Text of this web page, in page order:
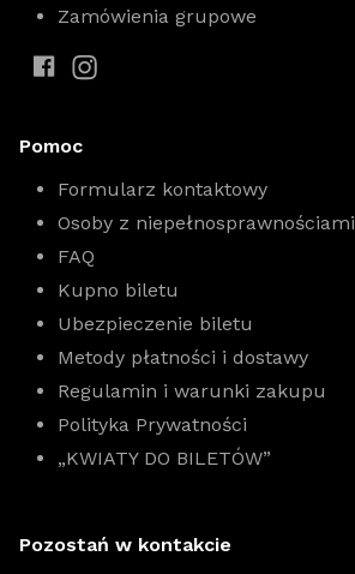
Zamówienia grupowe
Pomoc
Formularz kontaktowy
Osoby z niepełnosprawnościami
FAQ
Kupno biletu
Ubezpieczenie biletu
Metody płatności i dostawy
Regulamin i warunki zakupu
Polityka Prywatności
„KWIATY DO BILETÓW”
Pozostań w kontakcie